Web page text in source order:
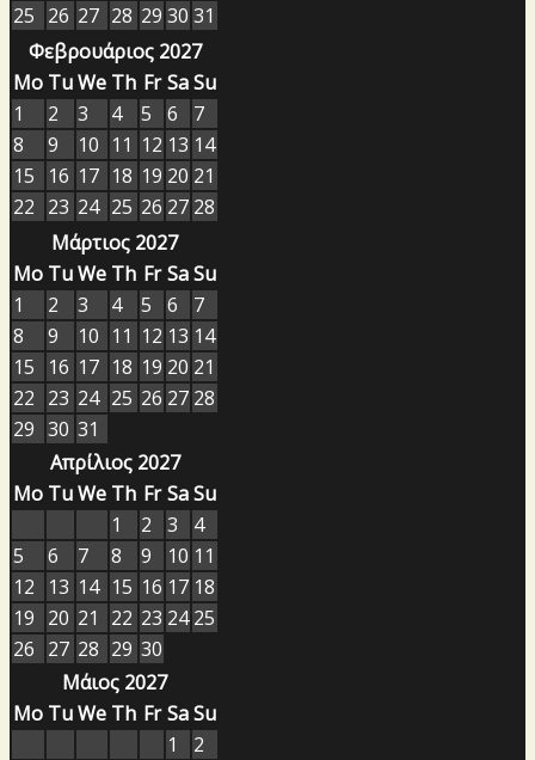
25 26 27 28 29 30 31
Φεβρουάριος 2027
Mo TuWe Th Fr SaSu
1
2 3 4 5 6
7
8
9 10 11 12 13 14
15
16 17 18 19 20 21
22 23 24 25 26 27 28
Μάρτιος 2027
Mo TuWe Th Fr SaSu
1
2 3 4 5 6
7
8
9 10 11 12 13 14
15
16 17 18 19 20 21
22 23 24 25 26 27 28
29 30 31
Απρίλιος 2027
Mo TuWe Th Fr SaSu
1
2 3
4
5
6 7 8 9 10 11
12
13 14 15 16 17 18
19 20 21 22 23 24 25
26 27 28 29 30
Μάιος 2027
Mo TuWe Th Fr SaSu
1
2